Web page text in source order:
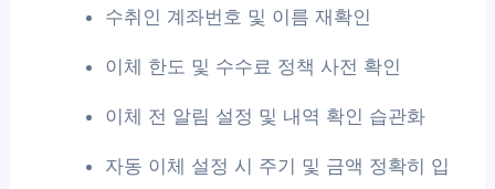
수취인 계좌번호 및 이름 재확인
이체 한도 및 수수료 정책 사전 확인
이체 전 알림 설정 및 내역 확인 습관화
자동 이체 설정 시 주기 및 금액 정확히 입